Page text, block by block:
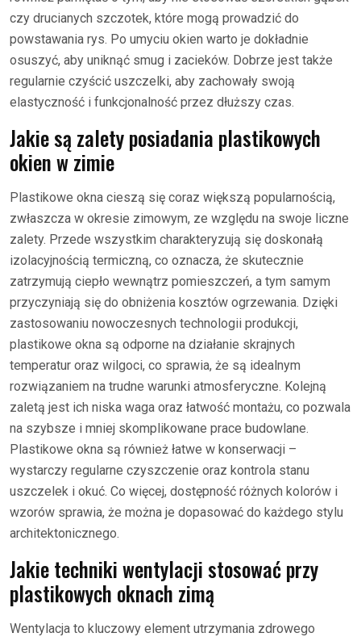
czy drucianych szczotek, które mogą prowadzić do
powstawania rys. Po umyciu okien warto je dokładnie
osuszyć, aby uniknąć smug i zacieków. Dobrze jest także
regularnie czyścić uszczelki, aby zachowały swoją
elastyczność i funkcjonalność przez dłuższy czas.
Jakie są zalety posiadania plastikowych
okien w zimie
Plastikowe okna cieszą się coraz większą popularnością,
zwłaszcza w okresie zimowym, ze względu na swoje liczne
zalety. Przede wszystkim charakteryzują się doskonałą
izolacyjnością termiczną, co oznacza, że skutecznie
zatrzymują ciepło wewnątrz pomieszczeń, a tym samym
przyczyniają się do obniżenia kosztów ogrzewania. Dzięki
zastosowaniu nowoczesnych technologii produkcji,
plastikowe okna są odporne na działanie skrajnych
temperatur oraz wilgoci, co sprawia, że są idealnym
rozwiązaniem na trudne warunki atmosferyczne. Kolejną
zaletą jest ich niska waga oraz łatwość montażu, co pozwala
na szybsze i mniej skomplikowane prace budowlane.
Plastikowe okna są również łatwe w konserwacji –
wystarczy regularne czyszczenie oraz kontrola stanu
uszczelek i okuć. Co więcej, dostępność różnych kolorów i
wzorów sprawia, że można je dopasować do każdego stylu
architektonicznego.
Jakie techniki wentylacji stosować przy
plastikowych oknach zimą
Wentylacja to kluczowy element utrzymania zdrowego